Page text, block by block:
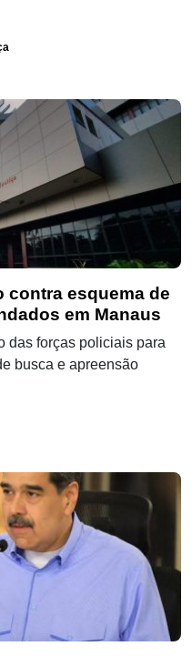
contra esquema de
em Manaus
das forças policiais para
busca e apreensão